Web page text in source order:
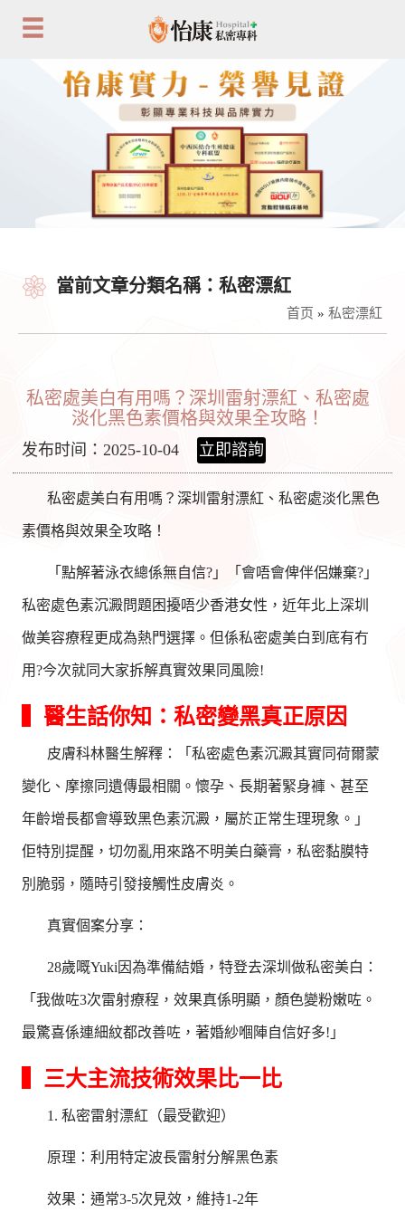
當前文章分類名稱：私密漂紅
首页 » 私密漂紅
私密處美白有用嗎？深圳雷射漂紅、私密處
淡化黑色素價格與效果全攻略！
发布时间：2025-10-04 立即諮詢
私密處美白有用嗎？深圳雷射漂紅、私密處淡化黑色
素價格與效果全攻略！
「點解著泳衣總係無自信?」「會唔會俾伴侶嫌棄?」
私密處色素沉澱問題困擾唔少香港女性，近年北上深圳
做美容療程更成為熱門選擇。但係私密處美白到底有冇
用?今次就同大家拆解真實效果同風險!
▍醫生話你知：私密變黑真正原因
皮膚科林醫生解釋：「私密處色素沉澱其實同荷爾蒙
變化、摩擦同遺傳最相關。懷孕、長期著緊身褲、甚至
年齡增長都會導致黑色素沉澱，屬於正常生理現象。」
佢特別提醒，切勿亂用來路不明美白藥膏，私密黏膜特
別脆弱，隨時引發接觸性皮膚炎。
真實個案分享：
28歲嘅Yuki因為準備結婚，特登去深圳做私密美白：
「我做咗3次雷射療程，效果真係明顯，顏色變粉嫩咗。
最驚喜係連細紋都改善咗，著婚紗嗰陣自信好多!」
▍三大主流技術效果比一比
1. 私密雷射漂紅（最受歡迎）
原理：利用特定波長雷射分解黑色素
效果：通常3-5次見效，維持1-2年